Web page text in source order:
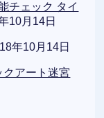
チェック タイ
10月14日
年10月14日
クアート迷宮